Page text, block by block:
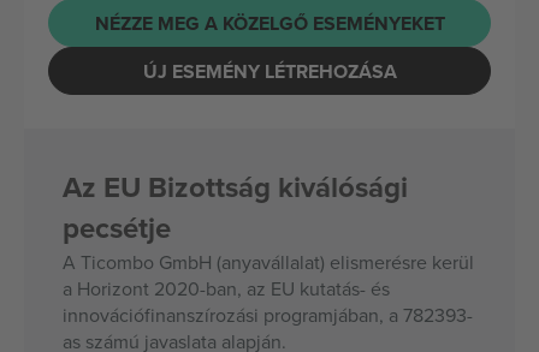
NÉZZE MEG A KÖZELGŐ ESEMÉNYEKET
ÚJ ESEMÉNY LÉTREHOZÁSA
Az EU Bizottság kiválósági
pecsétje
A Ticombo GmbH (anyavállalat) elismerésre kerül
a Horizont 2020-ban, az EU kutatás- és
innovációfinanszírozási programjában, a 782393-
as számú javaslata alapján.